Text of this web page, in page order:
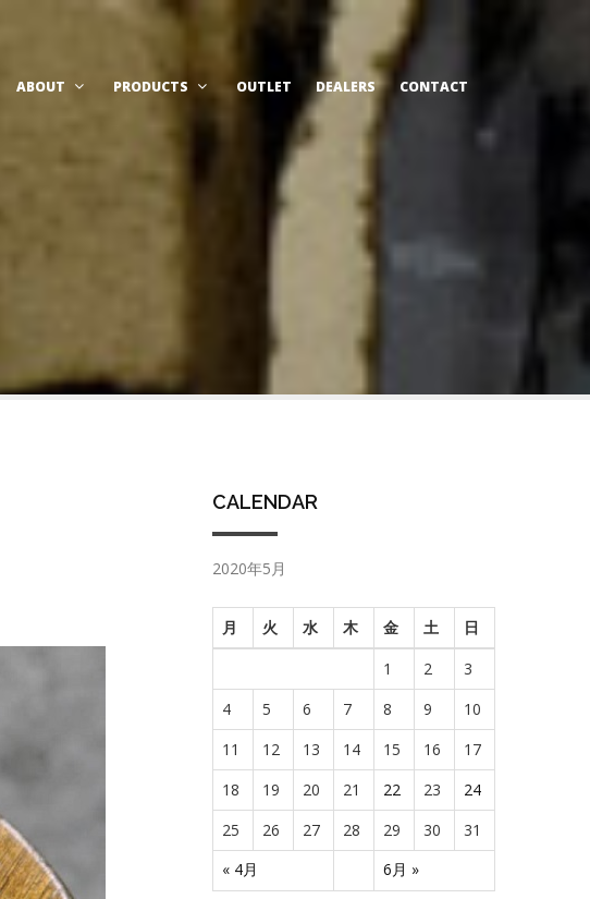
ABOUT PRODUCTS OUTLET DEALERS CONTACT
CALENDAR
2020年5月
月 火 水 木 金 土 日
« 4月 6月 »
1 2
3
4
5 6 7 8 9
10
11
12 13 14 15 16
17
18
19 20 21 22 23
24
25
26 27 28 29 30 31